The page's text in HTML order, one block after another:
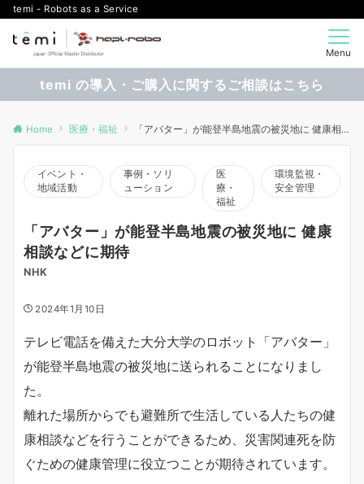
temi - Robots as a Service
Menu
temi の導入・ご購入に関するご相談はこちら
Home 医療・福祉 「アバター」が能登半島地震の被災地に 健康相談などに期待
イベント・
地域活動
事例・ソリ
ューション
医
療・
福祉
環境監視・
安全管理
「アバター」が能登半島地震の被災地に 健康
相談などに期待
NHK
2024年1月10日
テレビ電話を備えた大分大学のロボット「アバター」
が能登半島地震の被災地に送られることになりまし
た。
離れた場所からでも避難所で生活している人たちの健
康相談などを行うことができるため、災害関連死を防
ぐための健康管理に役立つことが期待されています。